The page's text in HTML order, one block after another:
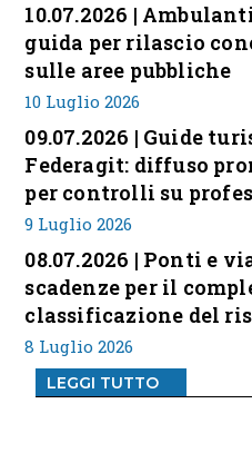
10.07.2026 |
guida per rilascio
sulle aree pubbliche
10 Luglio 2026
09.07.2026 | Guide
Federagit: diffuso
per controlli su
9 Luglio 2026
08.07.2026 | Ponti e
scadenze per il
classificazione del
8 Luglio 2026
LEGGI TUTTO